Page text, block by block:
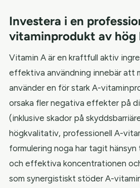
Investera i en
vitaminprodukt av
Vitamin A är en kraftfull aktiv
effektiva användning innebär att
använder en för stark A-
orsaka fler negativa effekter på
(inklusive skador på
högkvalitativ, professionell A-
formulering noga har tagit hänsyn
och effektiva koncentrationen
som synergistiskt stöder A-